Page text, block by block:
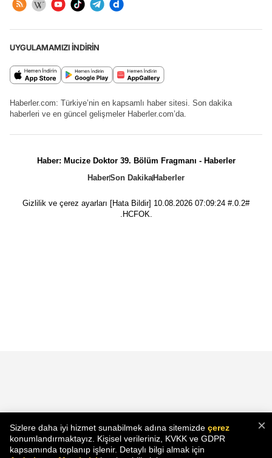
UYGULAMAMIZI İNDİRİN
Haberler.com: Türkiye’nin en kapsamlı haber sitesi. Son dakika
haberleri ve en güncel gelişmeler Haberler.com’da.
Haber: Mucize Doktor 39. Bölüm Fragmanı - Haberler
HaberSon Dakika Haberler
Gizlilik ve çerez ayarları [Hata Bildir] 10.08.2026 07:09:24 #.0.2#
.HCFOK.
×
Sizlere daha iyi hizmet sunabilmek adına sitemizde çerez
konumlandırmaktayız. Kişisel verileriniz, KVKK ve GDPR
kapsamında toplanıp işlenir. Detaylı bilgi almak için